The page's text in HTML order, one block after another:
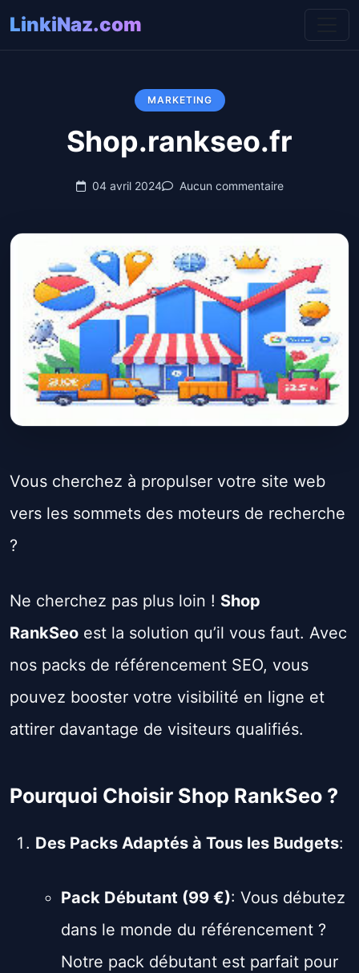
LinkiNaz.com
MARKETING
Shop.rankseo.fr
04 avril 2024 Aucun commentaire
Vous cherchez à propulser votre site web
vers les sommets des moteurs de recherche
?
Ne cherchez pas plus loin ! Shop
RankSeo est la solution qu’il vous faut. Avec
nos packs de référencement SEO, vous
pouvez booster votre visibilité en ligne et
attirer davantage de visiteurs qualifiés.
Pourquoi Choisir Shop RankSeo ?
Des Packs Adaptés à Tous les Budgets:
Pack Débutant (99 €): Vous débutez
dans le monde du référencement ?
Notre pack débutant est parfait pour